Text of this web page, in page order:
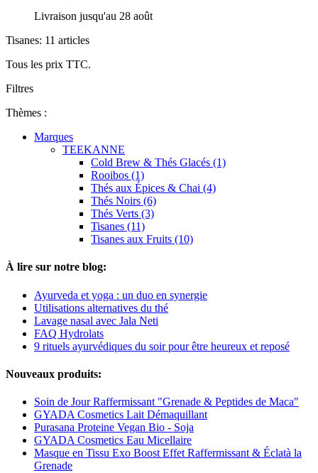
Livraison jusqu'au 28 août
Tisanes: 11 articles
Tous les prix TTC.
Filtres
Thèmes :
Marques
TEEKANNE
Cold Brew & Thés Glacés (1)
Rooibos (1)
Thés aux Épices & Chai (4)
Thés Noirs (6)
Thés Verts (3)
Tisanes (11)
Tisanes aux Fruits (10)
À lire sur notre blog:
Ayurveda et yoga : un duo en synergie
Utilisations alternatives du thé
Lavage nasal avec Jala Neti
FAQ Hydrolats
9 rituels ayurvédiques du soir pour être heureux et reposé
Nouveaux produits:
Soin de Jour Raffermissant "Grenade & Peptides de Maca"
GYADA Cosmetics Lait Démaquillant
Purasana Proteine Vegan Bio - Soja
GYADA Cosmetics Eau Micellaire
Masque en Tissu Exo Boost Effet Raffermissant & Éclatà la
Grenade